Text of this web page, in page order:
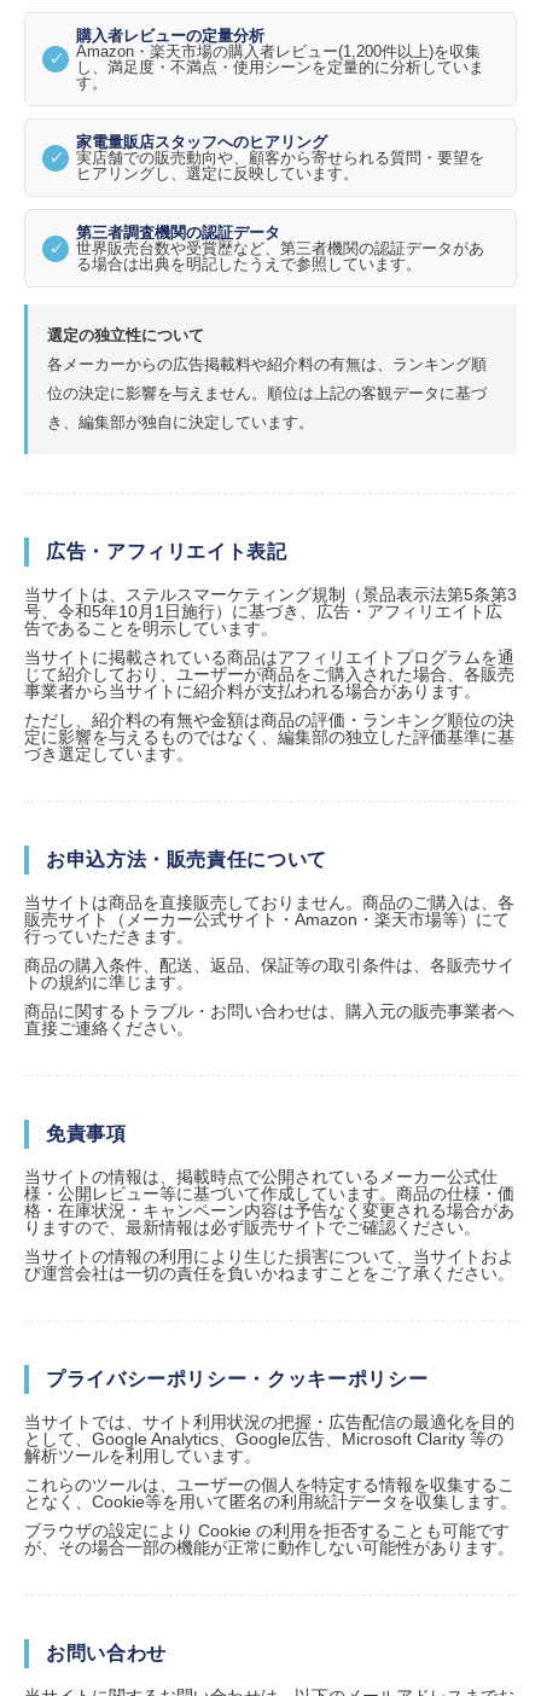
購入者レビューの定量分析
Amazon・楽天市場の購入者レビュー(1,200件以上)を収集
し、満足度・不満点・使用シーンを定量的に分析していま
す。
家電量販店スタッフへのヒアリング
実店舗での販売動向や、顧客から寄せられる質問・要望を
ヒアリングし、選定に反映しています。
第三者調査機関の認証データ
世界販売台数や受賞歴など、第三者機関の認証データがあ
る場合は出典を明記したうえで参照しています。
選定の独立性について
各メーカーからの広告掲載料や紹介料の有無は、ランキング順
位の決定に影響を与えません。順位は上記の客観データに基づ
き、編集部が独自に決定しています。
広告・アフィリエイト表記
当サイトは、ステルスマーケティング規制（景品表示法第5条第3
号、令和5年10月1日施行）に基づき、広告・アフィリエイト広
告であることを明示しています。
当サイトに掲載されている商品はアフィリエイトプログラムを通
じて紹介しており、ユーザーが商品をご購入された場合、各販売
事業者から当サイトに紹介料が支払われる場合があります。
ただし、紹介料の有無や金額は商品の評価・ランキング順位の決
定に影響を与えるものではなく、編集部の独立した評価基準に基
づき選定しています。
お申込方法・販売責任について
当サイトは商品を直接販売しておりません。商品のご購入は、各
販売サイト（メーカー公式サイト・Amazon・楽天市場等）にて
行っていただきます。
商品の購入条件、配送、返品、保証等の取引条件は、各販売サイ
トの規約に準じます。
商品に関するトラブル・お問い合わせは、購入元の販売事業者へ
直接ご連絡ください。
免責事項
当サイトの情報は、掲載時点で公開されているメーカー公式仕
様・公開レビュー等に基づいて作成しています。商品の仕様・価
格・在庫状況・キャンペーン内容は予告なく変更される場合があ
りますので、最新情報は必ず販売サイトでご確認ください。
当サイトの情報の利用により生じた損害について、当サイトおよ
び運営会社は一切の責任を負いかねますことをご了承ください。
プライバシーポリシー・クッキーポリシー
当サイトでは、サイト利用状況の把握・広告配信の最適化を目的
として、Google Analytics、Google広告、Microsoft Clarity 等の
解析ツールを利用しています。
これらのツールは、ユーザーの個人を特定する情報を収集するこ
となく、Cookie等を用いて匿名の利用統計データを収集します。
ブラウザの設定により Cookie の利用を拒否することも可能です
が、その場合一部の機能が正常に動作しない可能性があります。
お問い合わせ